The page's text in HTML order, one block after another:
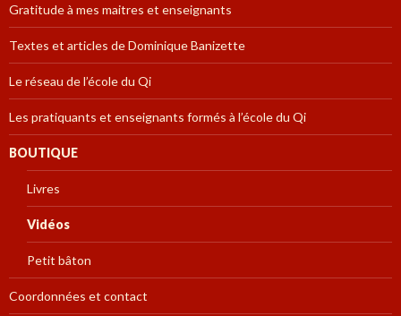
Gratitude à mes maitres et enseignants
Textes et articles de Dominique Banizette
Le réseau de l’école du Qi
Les pratiquants et enseignants formés à l’école du Qi
BOUTIQUE
Livres
Vidéos
Petit bâton
Coordonnées et contact